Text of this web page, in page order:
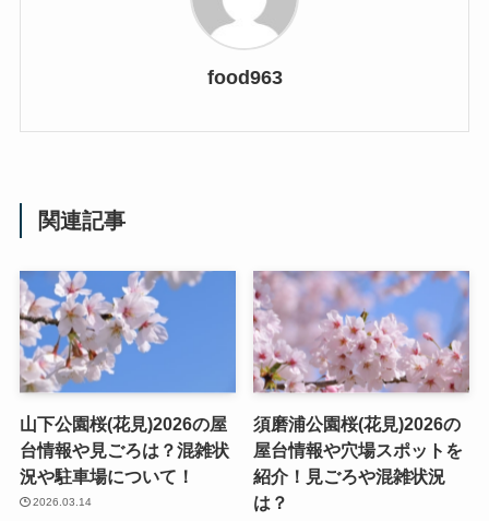
food963
関連記事
山下公園桜(花見)2026の屋
台情報や見ごろは？混雑状
況や駐車場について！
2026.03.14
須磨浦公園桜(花見)2026の
屋台情報や穴場スポットを
紹介！見ごろや混雑状況
は？